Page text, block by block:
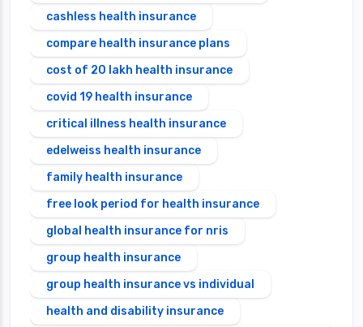
cashless health insurance
compare health insurance plans
cost of 20 lakh health insurance
covid 19 health insurance
critical illness health insurance
edelweiss health insurance
family health insurance
free look period for health insurance
global health insurance for nris
group health insurance
group health insurance vs individual
health and disability insurance